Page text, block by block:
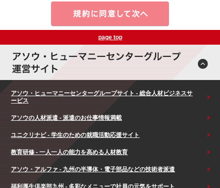
page top
アソウ・ヒューマニーセンターグループサイト - 総合人材ビジネスサ
ービス
アソウの人材派遣 - 派遣のお仕事情報満載
ユニクリナビ - 学生のための就職活動応援サイト
教育研修 - 一人一人の能力を高める人材教育
アソウ・アルファ - 九州の半導体・電子部品などの技術者派遣
福利厚生倶楽部九州 - 多彩なメニューで社員の元気をサポート